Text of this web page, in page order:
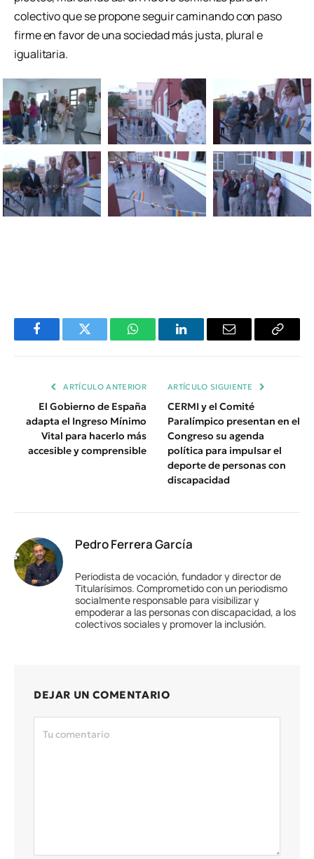
colectivo que se propone seguir caminando con paso
firme en favor de una sociedad más justa, plural e
igualitaria.
FacebookTwitter WhatsAppLinkedInEmail
Copiar
ARTÍCULO ANTERIOR
El Gobierno de España
adapta el Ingreso Mínimo
Vital para hacerlo más
accesible y comprensible
ARTÍCULO SIGUIENTE
CERMI y el Comité
Paralímpico presentan en el
Congreso su agenda
política para impulsar el
deporte de personas con
discapacidad
Pedro Ferrera García
Periodista de vocación, fundador y director de
Titularísimos. Comprometido con un periodismo
socialmente responsable para visibilizar y
empoderar a las personas con discapacidad, a los
colectivos sociales y promover la inclusión.
DEJAR UN COMENTARIO